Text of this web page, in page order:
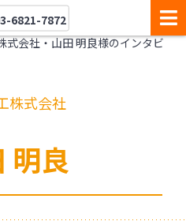
6821-7872
式会社・山田 明良様のインタビ
株式会社
明良